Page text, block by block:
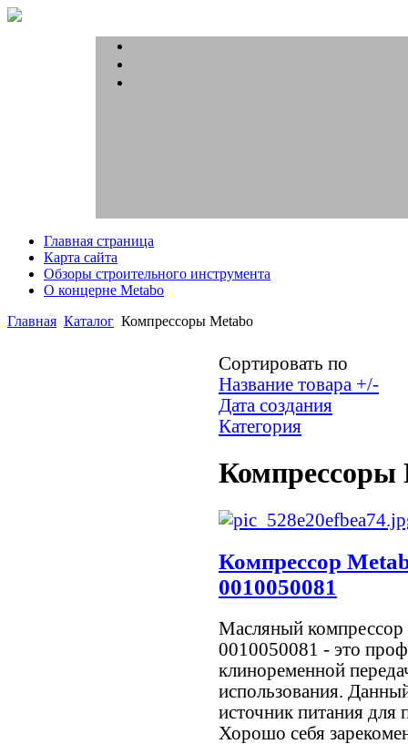
Главная страница
Карта сайта
Обзоры строительного инструмента
О концерне Metabo
Главная Каталог Компрессоры Metabo
Сортировать по
Название товара +/-
Дата создания
Категория
Компрессоры
Компрессор
0010050081
Масляный
0010050081 - это
клиноременной
использования.
источник питания для
Хорошо себя